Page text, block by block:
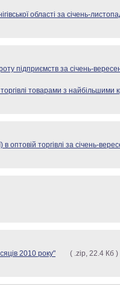
області за січень-
підприємств за січень-
товарами з
оптовій торгівлі за січень-
2010 року"
( .zip, 22.4 Кб )